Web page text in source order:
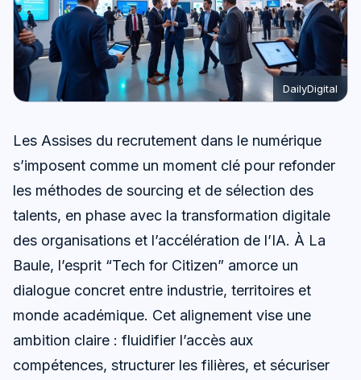
DailyDigital
Les Assises du recrutement dans le numérique
s’imposent comme un moment clé pour refonder
les méthodes de sourcing et de sélection des
talents, en phase avec la transformation digitale
des organisations et l’accélération de l’IA. À La
Baule, l’esprit “Tech for Citizen” amorce un
dialogue concret entre industrie, territoires et
monde académique. Cet alignement vise une
ambition claire : fluidifier l’accès aux
compétences, structurer les filières, et sécuriser